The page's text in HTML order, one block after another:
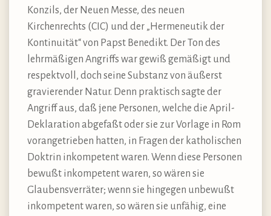
Konzils, der Neuen Messe, des neuen
Kirchenrechts (CIC) und der „Hermeneutik der
Kontinuität“ von Papst Benedikt. Der Ton des
lehrmäßigen Angriffs war gewiß gemäßigt und
respektvoll, doch seine Substanz von äußerst
gravierender Natur. Denn praktisch sagte der
Angriff aus, daß jene Personen, welche die April-
Deklaration abgefaßt oder sie zur Vorlage in Rom
vorangetrieben hatten, in Fragen der katholischen
Doktrin inkompetent waren. Wenn diese Personen
bewußt inkompetent waren, so wären sie
Glaubensverräter; wenn sie hingegen unbewußt
inkompetent waren, so wären sie unfähig, eine